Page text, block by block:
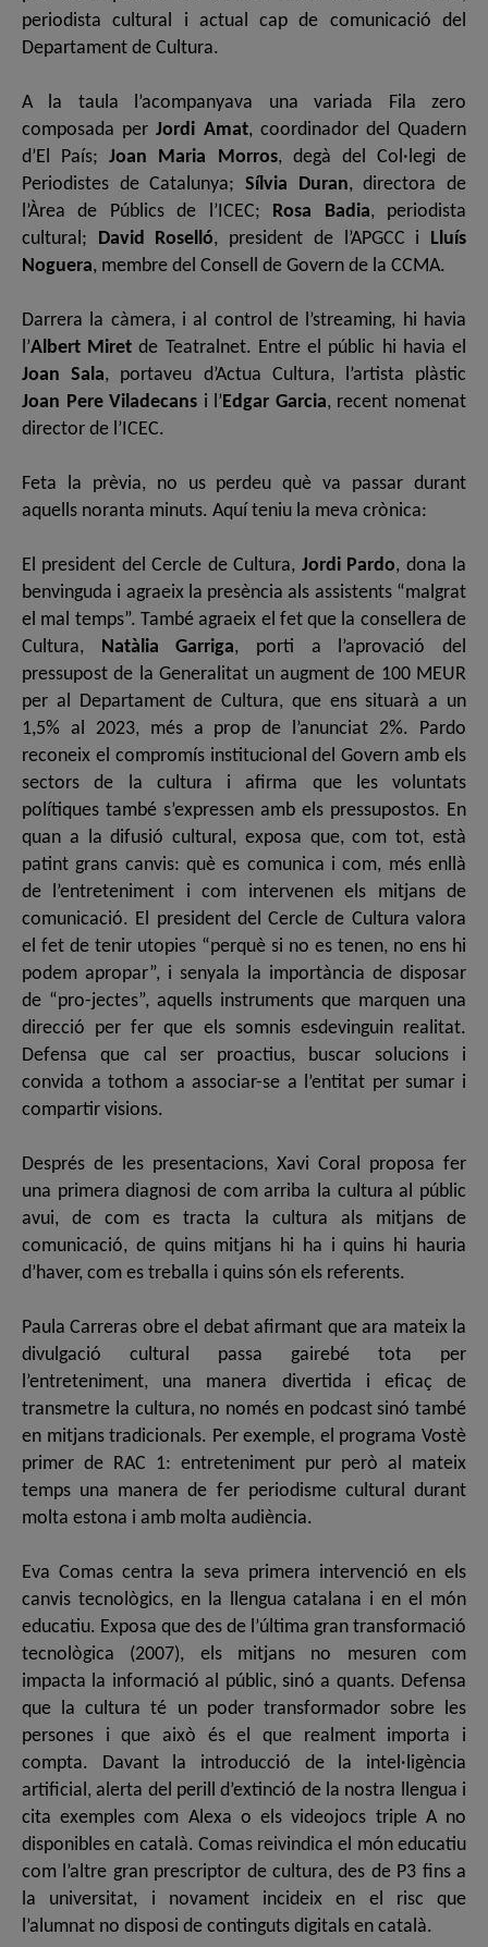
periodista cultural i actual cap de comunicació del
Departament de Cultura.
A la taula l’acompanyava una variada Fila zero
composada perJordi Amat, coordinador del Quadern
d’El País;Joan Maria Morros, degà del Col·legi de
Periodistes de Catalunya; Sílvia Duran, directora de
l’Àrea de Públics de l’ICEC;
Rosa Badia, periodista
cultural;
David Roselló, president de l’APGCC i
Lluís
Noguera, membre del Consell de Govern de la CCMA.
Darrera la càmera, i al control de l’streaming, hi havia
l’Albert Miret de Teatralnet. Entre el públic hi havia el
Joan Sala, portaveu d’Actua Cultura, l’artista plàstic
Joan Pere Viladecans i l’Edgar Garcia, recent nomenat
director de l’ICEC.
Feta la prèvia, no us perdeu què va passar durant
aquells noranta minuts. Aquí teniu la meva crònica:
El president del Cercle de Cultura, Jordi Pardo, dona la
benvinguda i agraeix la presència als assistents “malgrat
el mal temps”. També agraeix el fet que la consellera de
Cultura,
Natàlia Garriga, porti a l’aprovació del
pressupost de la Generalitat un augment de 100 MEUR
per al Departament de Cultura, que ens situarà a un
1,5% al 2023, més a prop de l’anunciat 2%. Pardo
reconeix el compromís institucional del Govern amb els
sectors de la cultura i afirma que les voluntats
polítiques també s’expressen amb els pressupostos. En
quan a la difusió cultural, exposa que, com tot, està
patint grans canvis: què es comunica i com, més enllà
de l’entreteniment i com intervenen els mitjans de
comunicació. El president del Cercle de Cultura valora
el fet de tenir utopies “perquè si no es tenen, no ens hi
podem apropar”, i senyala la importància de disposar
de “pro-jectes”, aquells instruments que marquen una
direcció per fer que els somnis esdevinguin realitat.
Defensa que cal ser proactius, buscar solucions i
convida a tothom a associar-se a l’entitat per sumar i
compartir visions.
Després de les presentacions, Xavi Coral proposa fer
una primera diagnosi de com arriba la cultura al públic
avui, de com es tracta la cultura als mitjans de
comunicació, de quins mitjans hi ha i quins hi hauria
d’haver, com es treballa i quins són els referents.
Paula Carreras obre el debat afirmant que ara mateix la
divulgació cultural passa gairebé tota per
l’entreteniment, una manera divertida i eficaç de
transmetre la cultura, no només en podcast sinó també
en mitjans tradicionals. Per exemple, el programa Vostè
primer de RAC 1: entreteniment pur però al mateix
temps una manera de fer periodisme cultural durant
molta estona i amb molta audiència.
Eva Comas centra la seva primera intervenció en els
canvis tecnològics, en la llengua catalana i en el món
educatiu. Exposa que des de l’última gran transformació
tecnològica (2007), els mitjans no mesuren com
impacta la informació al públic, sinó a quants. Defensa
que la cultura té un poder transformador sobre les
persones i que això és el que realment importa i
compta. Davant la introducció de la intel·ligència
artificial, alerta del perill d’extinció de la nostra llengua i
cita exemples com Alexa o els videojocs triple A no
disponibles en català. Comas reivindica el món educatiu
com l’altre gran prescriptor de cultura, des de P3 fins a
la universitat, i novament incideix en el risc que
l’alumnat no disposi de continguts digitals en català.